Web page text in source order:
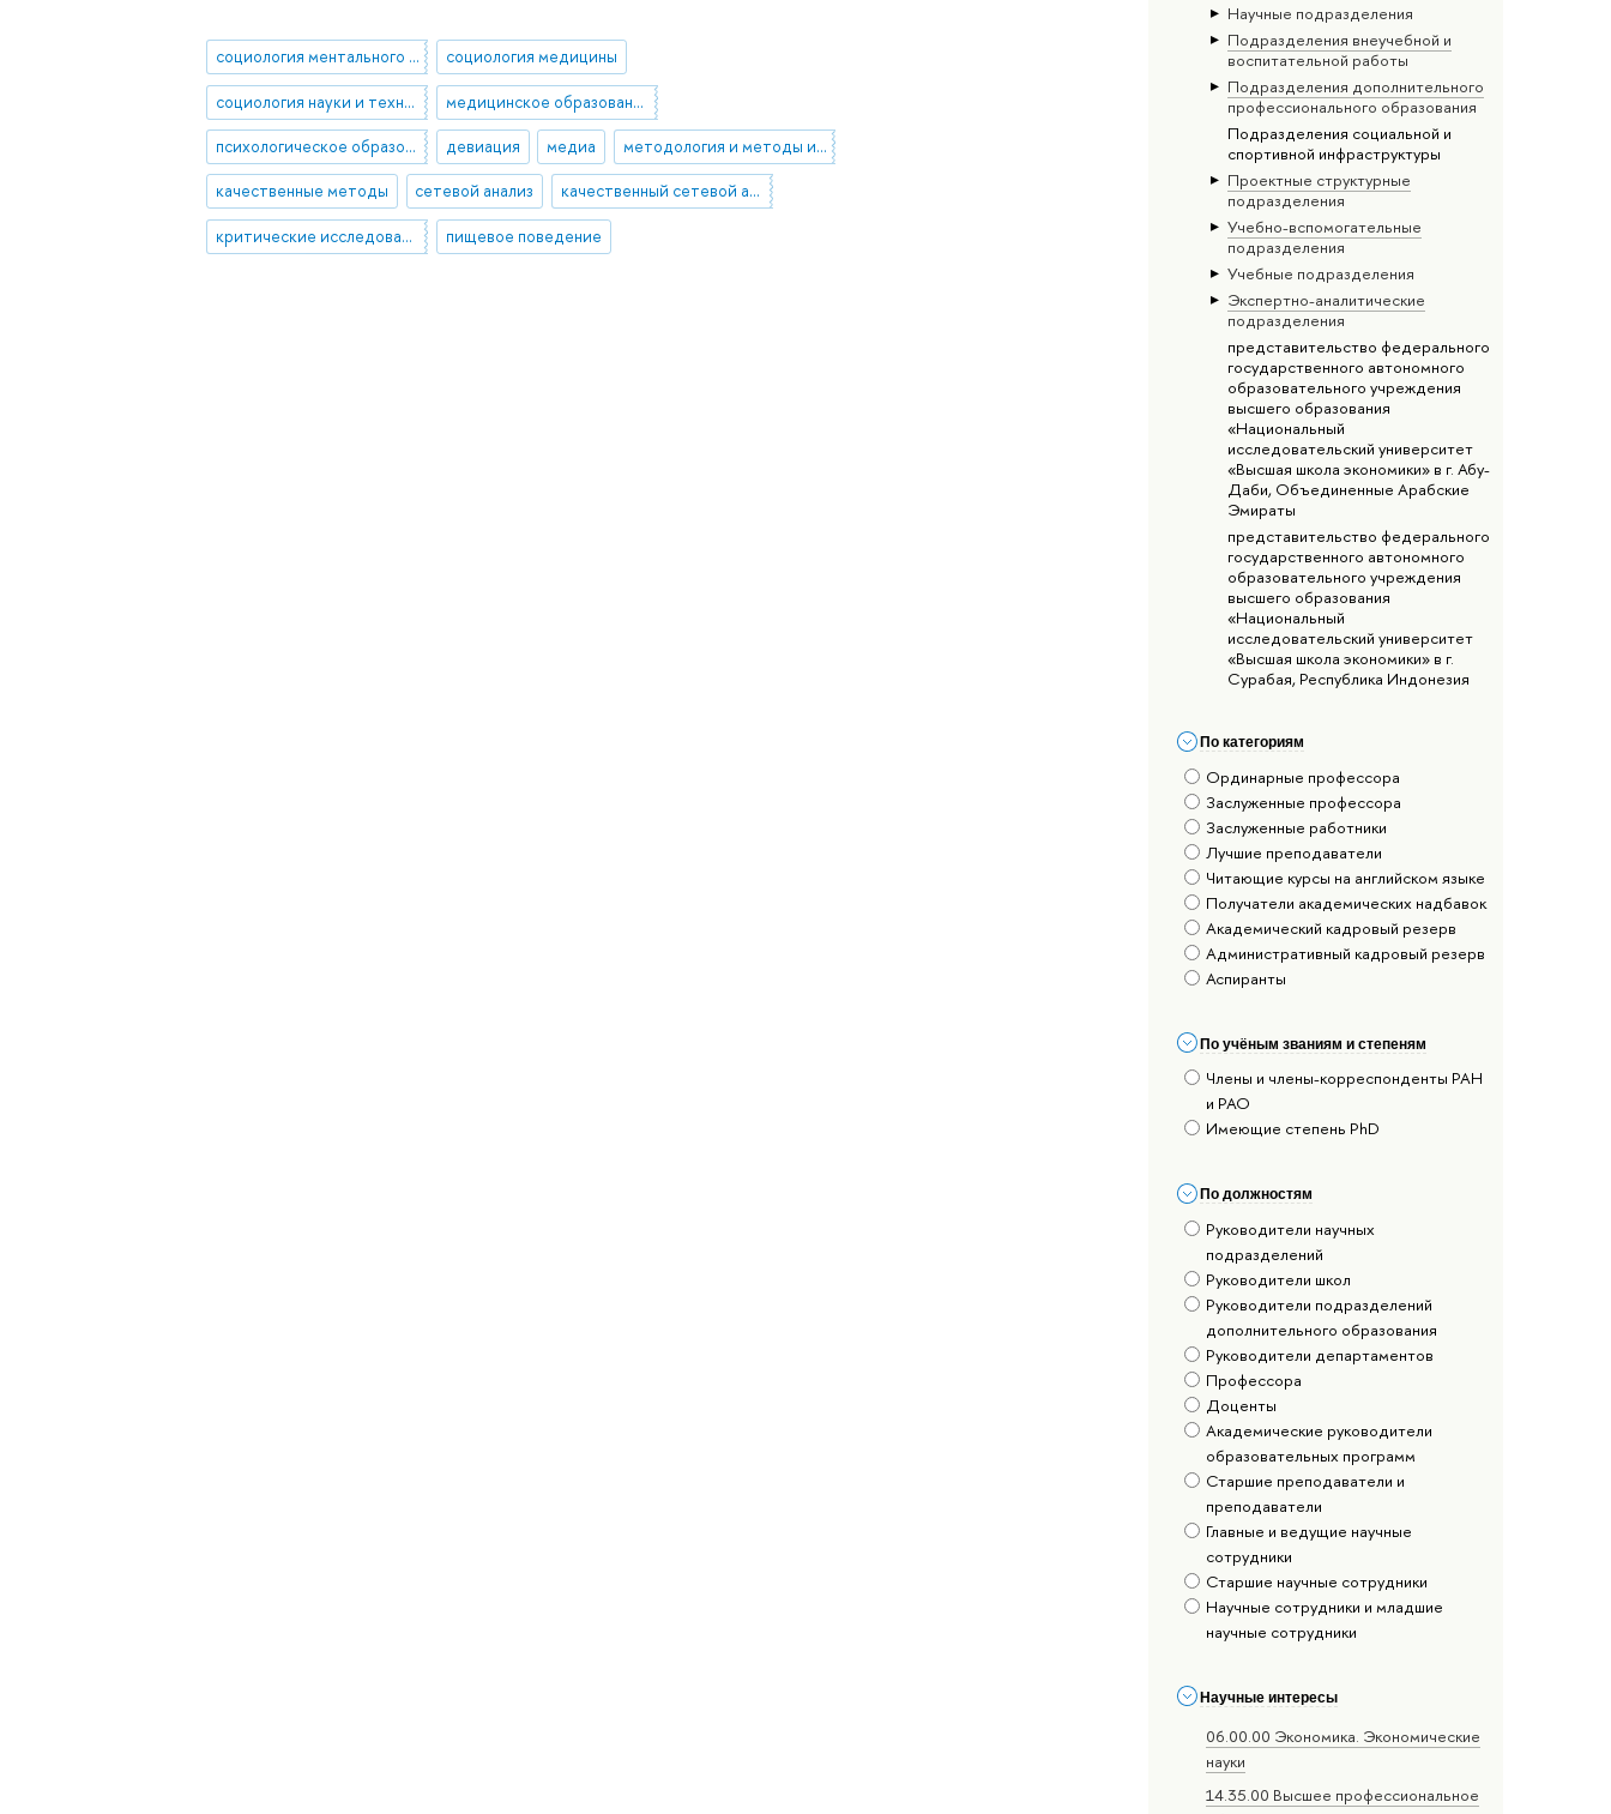
Научные подразделения
Подразделения внеучебной и
воспитательной работы
Подразделения дополнительного
профессионального образования
Подразделения социальной и
спортивной инфраструктуры
Проектные структурные
подразделения
Учебно-вспомогательные
подразделения
Учебные подразделения
Экспертно-аналитические
подразделения
представительство федерального
государственного автономного
образовательного учреждения
высшего образования
«Национальный
исследовательский университет
«Высшая школа экономики» в г. Абу-
Даби, Объединенные Арабские
Эмираты
представительство федерального
государственного автономного
образовательного учреждения
высшего образования
«Национальный
исследовательский университет
«Высшая школа экономики» в г.
Сурабая, Республика Индонезия
По категориям
Ординарные профессора
Заслуженные профессора
Заслуженные работники
Лучшие преподаватели
Читающие курсы на английском языке
Получатели академических надбавок
Академический кадровый резерв
Административный кадровый резерв
Аспиранты
По учёным званиям и степеням
Члены и члены-корреспонденты РАН
и РАО
Имеющие степень PhD
По должностям
Руководители научных
подразделений
Руководители школ
Руководители подразделений
дополнительного образования
Руководители департаментов
Профессора
Доценты
Академические руководители
образовательных программ
Старшие преподаватели и
преподаватели
Главные и ведущие научные
сотрудники
Старшие научные сотрудники
Научные сотрудники и младшие
научные сотрудники
Научные интересы
06.00.00 Экономика. Экономические
науки
14.35.00 Высшее профессиональное
социология ментального здоровья социология медицины
социология науки и техники медицинское образование
психологическое образование девиация медиа методология и методы исследований в социальных науках
качественные методы сетевой анализ качественный сетевой анализ
критические исследования веса и телесности пищевое поведение